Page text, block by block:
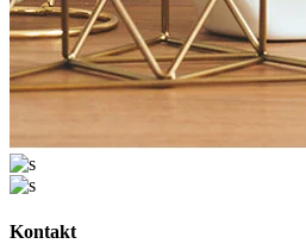
Kontakt